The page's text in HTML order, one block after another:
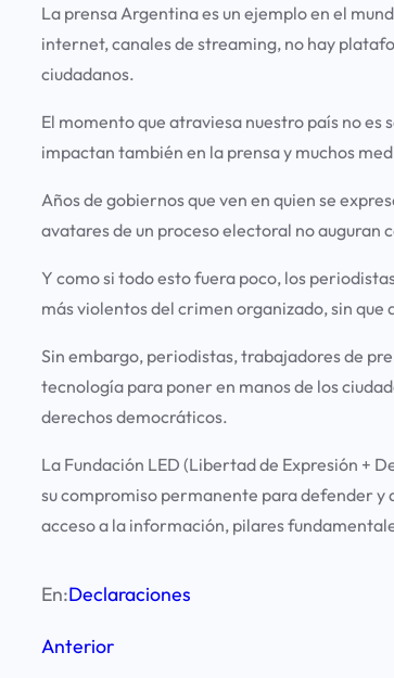
La prensa Argentina es un ejemplo en el
internet, canales de streaming, no hay
ciudadanos.
El momento que atraviesa nuestro país no
impactan también en la prensa y muchos
Años de gobiernos que ven en quien se
avatares de un proceso electoral no auguran
Y como si todo esto fuera poco, los
más violentos del crimen organizado, sin que
Sin embargo, periodistas, trabajadores de
tecnología para poner en manos de los
derechos democráticos.
La Fundación LED (Libertad de Expresión +
su compromiso permanente para defender y
acceso a la información, pilares
En:Declaraciones
Anterior